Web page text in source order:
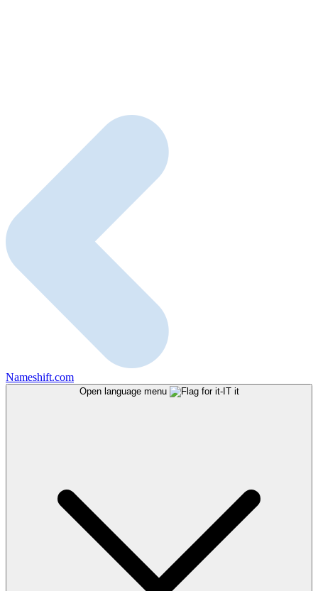
Nameshift.com
Open language menu it